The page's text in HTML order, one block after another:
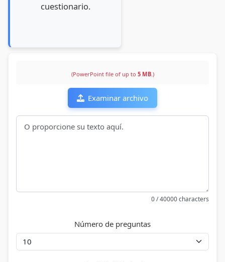
cuestionario.
(PowerPoint file of up to 5 MB.)
Examinar archivo
0 / 40000 characters
Número de preguntas